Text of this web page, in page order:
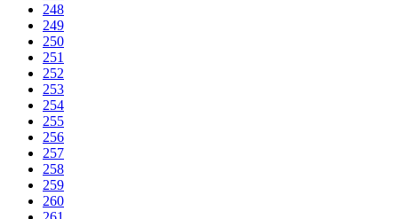
248
249
250
251
252
253
254
255
256
257
258
259
260